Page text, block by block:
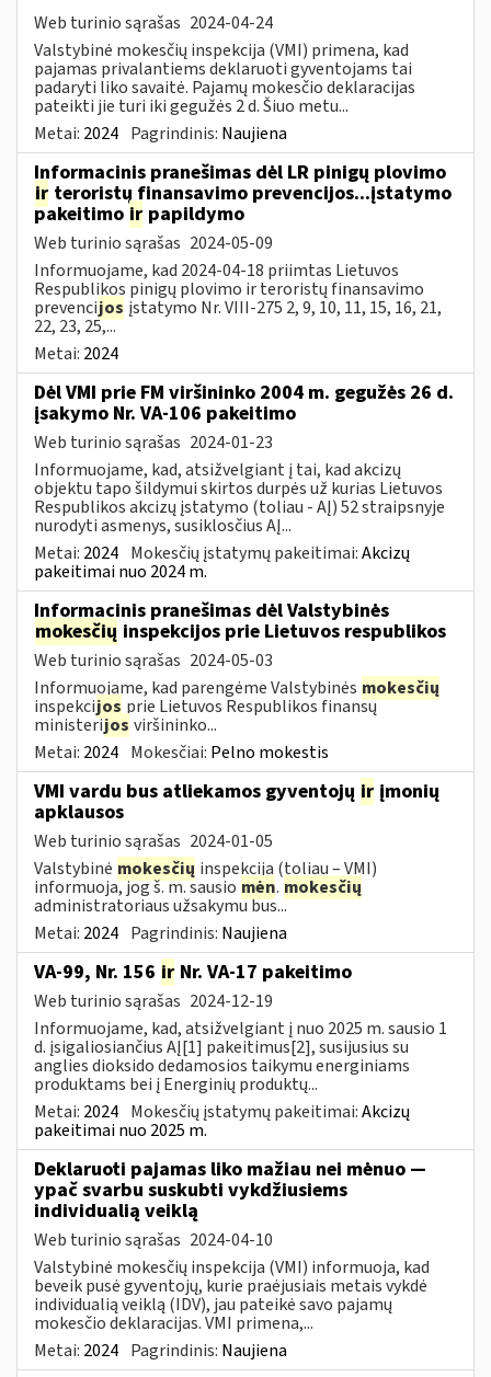
Web turinio sąrašas 2024-04-24
Valstybinė mokesčių inspekcija (VMI) primena, kad
pajamas privalantiems deklaruoti gyventojams tai
padaryti liko savaitė. Pajamų mokesčio deklaracijas
pateikti jie turi iki gegužės 2 d. Šiuo metu...
Metai: 2024 Pagrindinis: Naujiena
Informacinis pranešimas dėl LR pinigų plovimo
ir teroristų finansavimo prevencijos...įstatymo
pakeitimo ir papildymo
Web turinio sąrašas 2024-05-09
Informuojame, kad 2024-04-18 priimtas Lietuvos
Respublikos pinigų plovimo ir teroristų finansavimo
prevencijos įstatymo Nr. VIII-275 2, 9, 10, 11, 15, 16, 21,
22, 23, 25,...
Metai: 2024
Dėl VMI prie FM viršininko 2004 m. gegužės 26 d.
įsakymo Nr. VA-106 pakeitimo
Web turinio sąrašas 2024-01-23
Informuojame, kad, atsižvelgiant į tai, kad akcizų
objektu tapo šildymui skirtos durpės už kurias Lietuvos
Respublikos akcizų įstatymo (toliau - AĮ) 52 straipsnyje
nurodyti asmenys, susiklosčius AĮ...
Metai: 2024 Mokesčių įstatymų pakeitimai:Akcizų
pakeitimai nuo 2024 m.
Informacinis pranešimas dėl Valstybinės
mokesčių inspekcijos prie Lietuvos respublikos
Web turinio sąrašas 2024-05-03
Informuojame, kad parengėme Valstybinės mokesčių
inspekcijos prie Lietuvos Respublikos finansų
ministerijos viršininko...
Metai: 2024 Mokesčiai: Pelno mokestis
VMI vardu bus atliekamos gyventojų ir įmonių
apklausos
Web turinio sąrašas 2024-01-05
Valstybinė mokesčių inspekcija (toliau – VMI)
informuoja, jog š. m. sausio mėn. mokesčių
administratoriaus užsakymu bus...
Metai: 2024 Pagrindinis: Naujiena
VA-99, Nr. 156 ir Nr. VA-17 pakeitimo
Web turinio sąrašas 2024-12-19
Informuojame, kad, atsižvelgiant į nuo 2025 m. sausio 1
d. įsigaliosiančius AĮ[1] pakeitimus[2], susijusius su
anglies dioksido dedamosios taikymu energiniams
produktams bei į Energinių produktų...
Metai: 2024 Mokesčių įstatymų pakeitimai:Akcizų
pakeitimai nuo 2025 m.
Deklaruoti pajamas liko mažiau nei mėnuo —
ypač svarbu suskubti vykdžiusiems
individualią veiklą
Web turinio sąrašas 2024-04-10
Valstybinė mokesčių inspekcija (VMI) informuoja, kad
beveik pusė gyventojų, kurie praėjusiais metais vykdė
individualią veiklą (IDV), jau pateikė savo pajamų
mokesčio deklaracijas. VMI primena,...
Metai: 2024 Pagrindinis: Naujiena